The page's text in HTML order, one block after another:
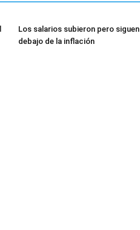
Los salarios subieron pero siguen
debajo de la inflación